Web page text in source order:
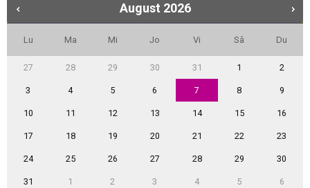
August 2026
Lu Ma Mi Jo Vi Sâ Du
27 28 29 30 31 1 2
3 4 5 6 7 8 9
10 11 12 13 14 15 16
17 18 19 20 21 22 23
24 25 26 27 28 29 30
31 1 2 3 4 5 6